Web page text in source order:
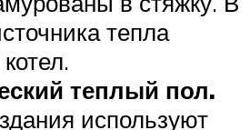
тепла
теплый пол.
используют